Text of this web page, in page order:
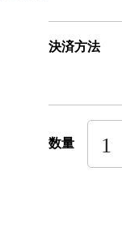
決済方法
数量